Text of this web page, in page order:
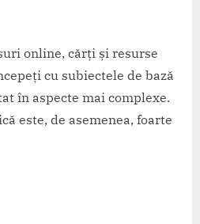
online, cărți și resurse
cu subiectele de bază
în aspecte mai complexe.
este, de asemenea, foarte